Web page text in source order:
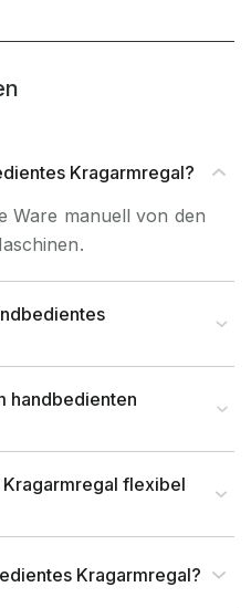
Handbedient
im Kragarm integriert
10 Jahre
Handwerk &
Werkstatt, Industrie &
Auto & Garage
für Handbedienung &
Schraubbar
Zerlegt
Kragarmregal?
Ware manuell von den
handbedienten
flexibel
Kragarmregal?